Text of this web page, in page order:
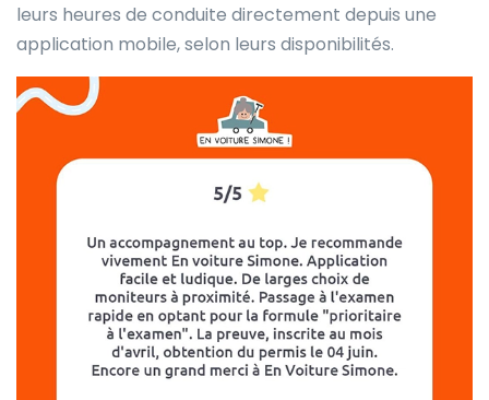
leurs heures de conduite directement depuis une
application mobile, selon leurs disponibilités.